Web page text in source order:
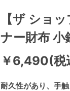
耐久性があり、手
【ザ ショ
ナー財布 小
￥6,490(税